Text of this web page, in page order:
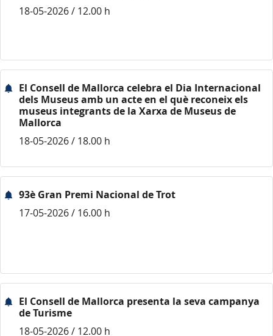
18-05-2026 / 12.00 h
El Consell de Mallorca celebra el Dia Internacional
dels Museus amb un acte en el què reconeix els
museus integrants de la Xarxa de Museus de
Mallorca
18-05-2026 / 18.00 h
93è Gran Premi Nacional de Trot
17-05-2026 / 16.00 h
El Consell de Mallorca presenta la seva campanya
de Turisme
18-05-2026 / 12.00 h